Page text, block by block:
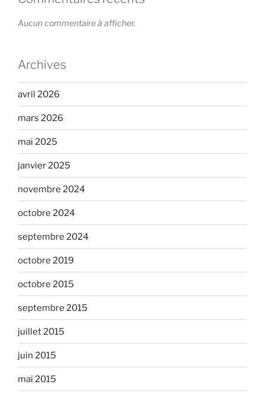
Aucun commentaire à afficher.
Archives
avril 2026
mars 2026
mai 2025
janvier 2025
novembre 2024
octobre 2024
septembre 2024
octobre 2019
octobre 2015
septembre 2015
juillet 2015
juin 2015
mai 2015